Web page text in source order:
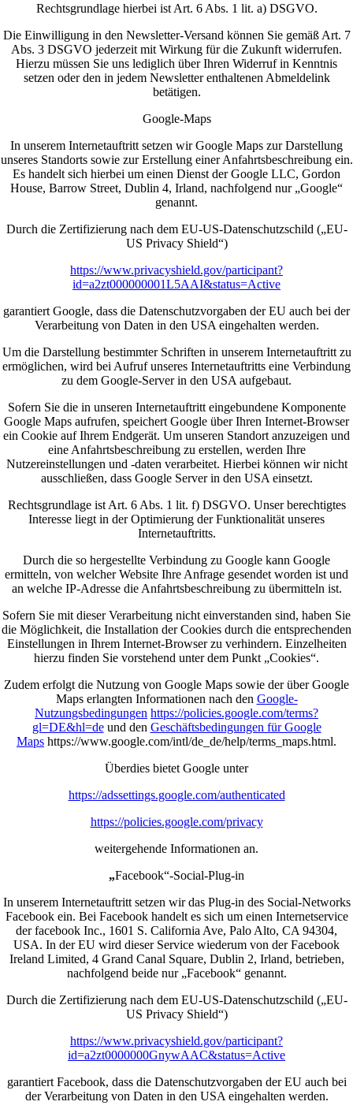
Rechtsgrundlage hierbei ist Art. 6 Abs. 1 lit. a) DSGVO.
Die Einwilligung in den Newsletter-Versand können Sie gemäß Art. 7
Abs. 3 DSGVO jederzeit mit Wirkung für die Zukunft widerrufen.
Hierzu müssen Sie uns lediglich über Ihren Widerruf in Kenntnis
setzen oder den in jedem Newsletter enthaltenen Abmeldelink
betätigen.
Google-Maps
In unserem Internetauftritt setzen wir Google Maps zur Darstellung
unseres Standorts sowie zur Erstellung einer Anfahrtsbeschreibung ein.
Es handelt sich hierbei um einen Dienst der Google LLC, Gordon
House, Barrow Street, Dublin 4, Irland, nachfolgend nur „Google“
genannt.
Durch die Zertifizierung nach dem EU-US-Datenschutzschild („EU-
US Privacy Shield“)
https://www.privacyshield.gov/participant?
id=a2zt000000001L5AAI&status=Active
garantiert Google, dass die Datenschutzvorgaben der EU auch bei der
Verarbeitung von Daten in den USA eingehalten werden.
Um die Darstellung bestimmter Schriften in unserem Internetauftritt zu
ermöglichen, wird bei Aufruf unseres Internetauftritts eine Verbindung
zu dem Google-Server in den USA aufgebaut.
Sofern Sie die in unseren Internetauftritt eingebundene Komponente
Google Maps aufrufen, speichert Google über Ihren Internet-Browser
ein Cookie auf Ihrem Endgerät. Um unseren Standort anzuzeigen und
eine Anfahrtsbeschreibung zu erstellen, werden Ihre
Nutzereinstellungen und -daten verarbeitet. Hierbei können wir nicht
ausschließen, dass Google Server in den USA einsetzt.
Rechtsgrundlage ist Art. 6 Abs. 1 lit. f) DSGVO. Unser berechtigtes
Interesse liegt in der Optimierung der Funktionalität unseres
Internetauftritts.
Durch die so hergestellte Verbindung zu Google kann Google
ermitteln, von welcher Website Ihre Anfrage gesendet worden ist und
an welche IP-Adresse die Anfahrtsbeschreibung zu übermitteln ist.
Sofern Sie mit dieser Verarbeitung nicht einverstanden sind, haben Sie
die Möglichkeit, die Installation der Cookies durch die entsprechenden
Einstellungen in Ihrem Internet-Browser zu verhindern. Einzelheiten
hierzu finden Sie vorstehend unter dem Punkt „Cookies“.
Zudem erfolgt die Nutzung von Google Maps sowie der über Google
Maps erlangten Informationen nach den Google-
Nutzungsbedingungen https://policies.google.com/terms?
gl=DE&hl=deund den Geschäftsbedingungen für Google
Maps https://www.google.com/intl/de_de/help/terms_maps.html.
Überdies bietet Google unter
https://adssettings.google.com/authenticated
https://policies.google.com/privacy
weitergehende Informationen an.
„Facebook“-Social-Plug-in
In unserem Internetauftritt setzen wir das Plug-in des Social-Networks
Facebook ein. Bei Facebook handelt es sich um einen Internetservice
der facebook Inc., 1601 S. California Ave, Palo Alto, CA 94304,
USA. In der EU wird dieser Service wiederum von der Facebook
Ireland Limited, 4 Grand Canal Square, Dublin 2, Irland, betrieben,
nachfolgend beide nur „Facebook“ genannt.
Durch die Zertifizierung nach dem EU-US-Datenschutzschild („EU-
US Privacy Shield“)
https://www.privacyshield.gov/participant?
id=a2zt0000000GnywAAC&status=Active
garantiert Facebook, dass die Datenschutzvorgaben der EU auch bei
der Verarbeitung von Daten in den USA eingehalten werden.